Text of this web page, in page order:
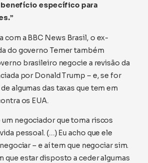
benefício específico para
com a BBC News Brasil, o ex-
do governo Temer também
brasileiro negocie a revisão da
por Donald Trump – e, se for
algumas das taxas que tem em
os EUA.
negociador que toma riscos
pessoal. (…) Eu acho que ele
– e aí tem que negociar sim.
que estar disposto a ceder algumas